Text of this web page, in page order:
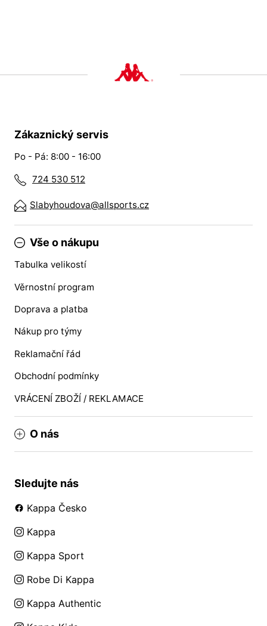
Zákaznický servis
Po - Pá: 8:00 - 16:00
724 530 512
Slabyhoudova@allsports.cz
Vše o nákupu
Tabulka velikostí
Věrnostní program
Doprava a platba
Nákup pro týmy
Reklamační řád
Obchodní podmínky
VRÁCENÍ ZBOŽÍ / REKLAMACE
O nás
Sledujte nás
Kappa Česko
Kappa
Kappa Sport
Robe Di Kappa
Kappa Authentic